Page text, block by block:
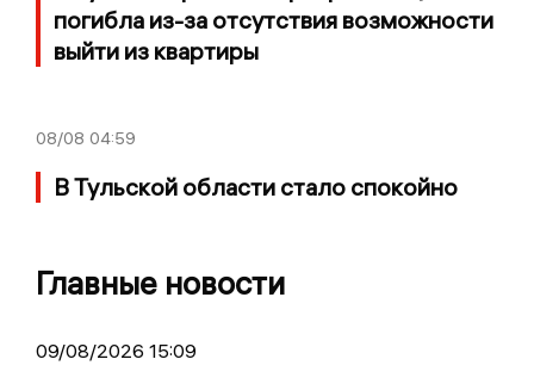
погибла из-за отсутствия возможности
выйти из квартиры
08/08 04:59
В Тульской области стало спокойно
Главные новости
09/08/2026 15:09